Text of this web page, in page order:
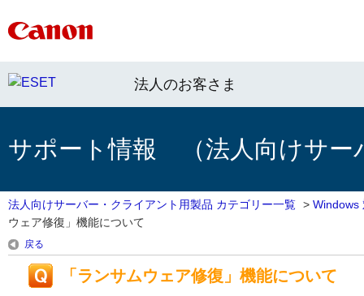
法人のお客さま
サポート情報 （法人向けサー
法人向けサーバー・クライアント用製品 カテゴリー一覧 > Windows
ウェア修復」機能について
戻る
「ランサムウェア修復」機能について